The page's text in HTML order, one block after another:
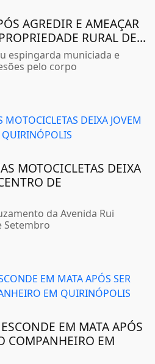
AGREDIR E AMEAÇAR
RURAL DE...
espingarda municiada e
pelo corpo
MOTOCICLETAS DEIXA
DE
da Avenida Rui
Setembro
EM MATA APÓS
COMPANHEIRO EM